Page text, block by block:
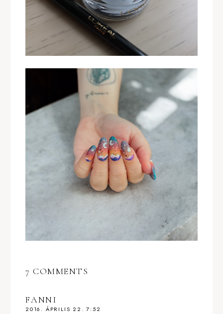
7 COMMENTS
FANNI
2016. ÁPRILIS 22. 7:52